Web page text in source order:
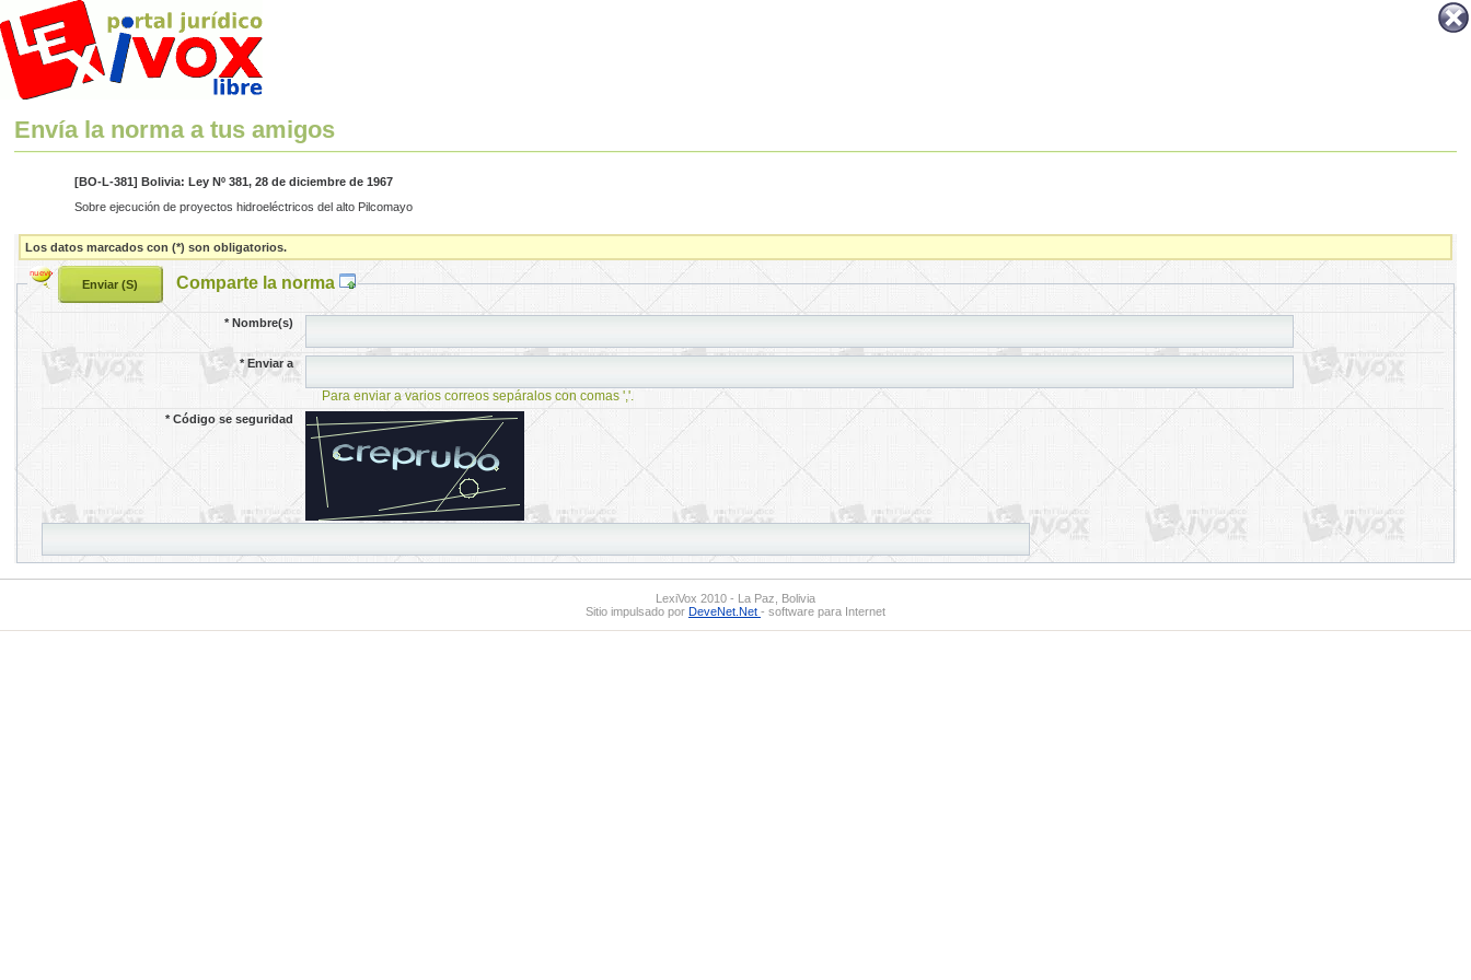
Envía la norma a tus amigos
[BO-L-381] Bolivia: Ley Nº 381, 28 de diciembre de 1967
Sobre ejecución de proyectos hidroeléctricos del alto Pilcomayo
Los datos marcados con (*) son obligatorios.
Comparte la norma
*Nombre(s)
*Enviar a
Para enviar a varios correos sepáralos con comas ','.
*Código se seguridad
LexiVox 2010 - La Paz, Bolivia
Sitio impulsado por DeveNet.Net - software para Internet